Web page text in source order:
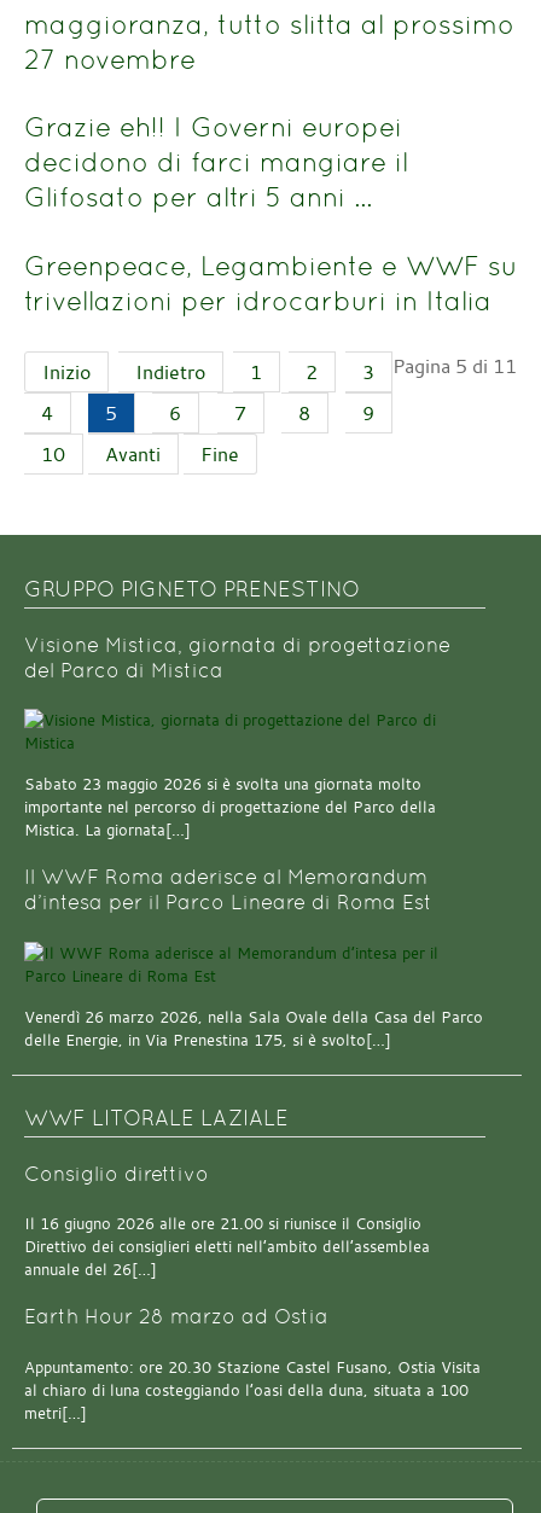
maggioranza, tutto slitta al prossimo
27 novembre
Grazie eh!! I Governi europei
decidono di farci mangiare il
Glifosato per altri 5 anni …
Greenpeace, Legambiente e WWF su
trivellazioni per idrocarburi in Italia
Pagina 5 di 11
Inizio Indietro 1 2
3
4
5 6 7 8
9
10
Avanti Fine
GRUPPO PIGNETO PRENESTINO
Visione Mistica, giornata di progettazione
del Parco di Mistica
Sabato 23 maggio 2026 si è svolta una giornata molto
importante nel percorso di progettazione del Parco della
Mistica. La giornata[…]
Il WWF Roma aderisce al Memorandum
d’intesa per il Parco Lineare di Roma Est
Venerdì 26 marzo 2026, nella Sala Ovale della Casa del Parco
delle Energie, in Via Prenestina 175, si è svolto[…]
WWF LITORALE LAZIALE
Consiglio direttivo
Il 16 giugno 2026 alle ore 21.00 si riunisce il Consiglio
Direttivo dei consiglieri eletti nell’ambito dell’assemblea
annuale del 26[…]
Earth Hour 28 marzo ad Ostia
Appuntamento: ore 20.30 Stazione Castel Fusano, Ostia Visita
al chiaro di luna costeggiando l’oasi della duna, situata a 100
metri[…]